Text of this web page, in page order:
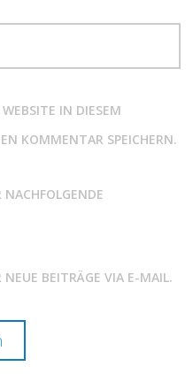
IN DIESEM
KOMMENTAR SPEICHERN.
BEITRÄGE VIA E-MAIL.